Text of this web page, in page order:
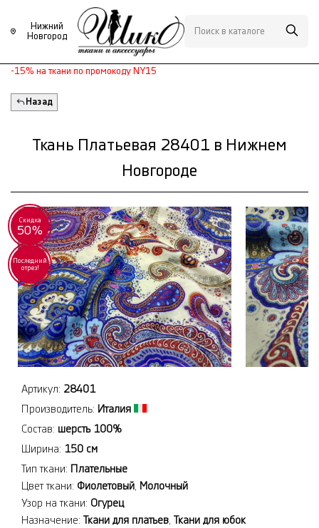
Нижний
Новгород
-15% на ткани по промокоду NY15
Назад
Ткань Платьевая 28401 в Нижнем
Новгороде
Скидка
50%
Последний
отрез!
Артикул: 28401
Производитель: Италия
Состав: шерсть 100%
Ширина: 150 см
Тип ткани:
Плательные
Цвет ткани: Фиолетовый, Молочный
Узор на ткани: Огурец
Назначение:
Ткани для платьев, Ткани для юбок